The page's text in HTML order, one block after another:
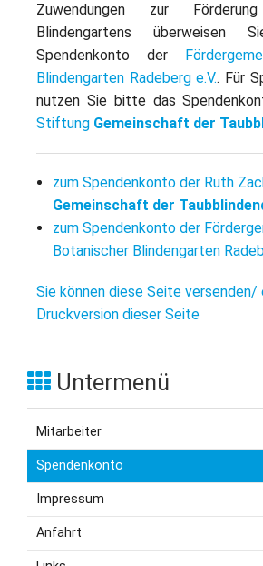
Zuwendungen zur
Blindengartens
Spendenkonto der
Blindengarten Radeberg e.V.. Für
nutzen Sie bitte das
Stiftung Gemeinschaft der
zum Spendenkonto der Ruth
Gemeinschaft der
zum Spendenkonto der
Botanischer Blindengarten
Sie können diese Seite
Druckversion dieser Seite
Untermenü
Mitarbeiter
Spendenkonto
Impressum
Anfahrt